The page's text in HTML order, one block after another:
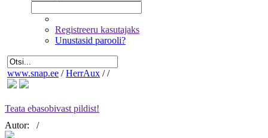
Registreeru kasutajaks
Unustasid parooli?
www.snap.ee / HerrAux / /
Teata ebasobivast pildist!
Autor:
/